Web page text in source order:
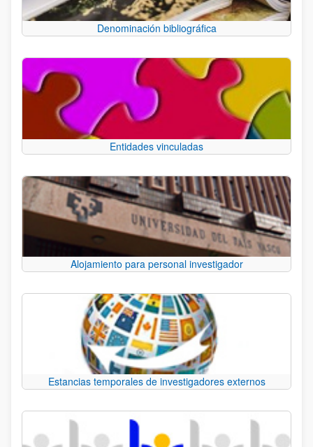
Denominación bibliográfica
Entidades vinculadas
Alojamiento para personal investigador
Estancias temporales de investigadores externos